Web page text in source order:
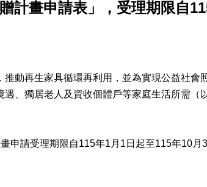
計畫申請表」，受理期限自
動再生家具循環再利用，並為實現公益社會
、獨居老人及資收個體戶等家庭生活所需（
申請受理期限自115年1月1日起至115年10月